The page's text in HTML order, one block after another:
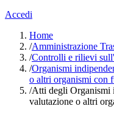
Accedi
Home
/Amministrazione
/Controlli e rilievi
/Organismi
o altri organismi con
/Atti degli Organismi
valutazione o altri